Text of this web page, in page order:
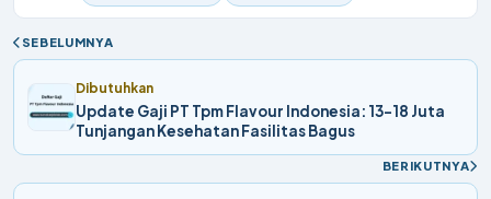
SEBELUMNYA
Dibutuhkan
Update Gaji PT Tpm Flavour Indonesia: 13-18 Juta
Tunjangan Kesehatan Fasilitas Bagus
BERIKUTNYA